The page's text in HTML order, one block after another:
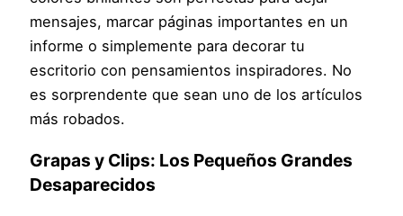
mensajes, marcar páginas importantes en un
informe o simplemente para decorar tu
escritorio con pensamientos inspiradores. No
es sorprendente que sean uno de los artículos
más robados.
Grapas y Clips: Los Pequeños Grandes
Desaparecidos